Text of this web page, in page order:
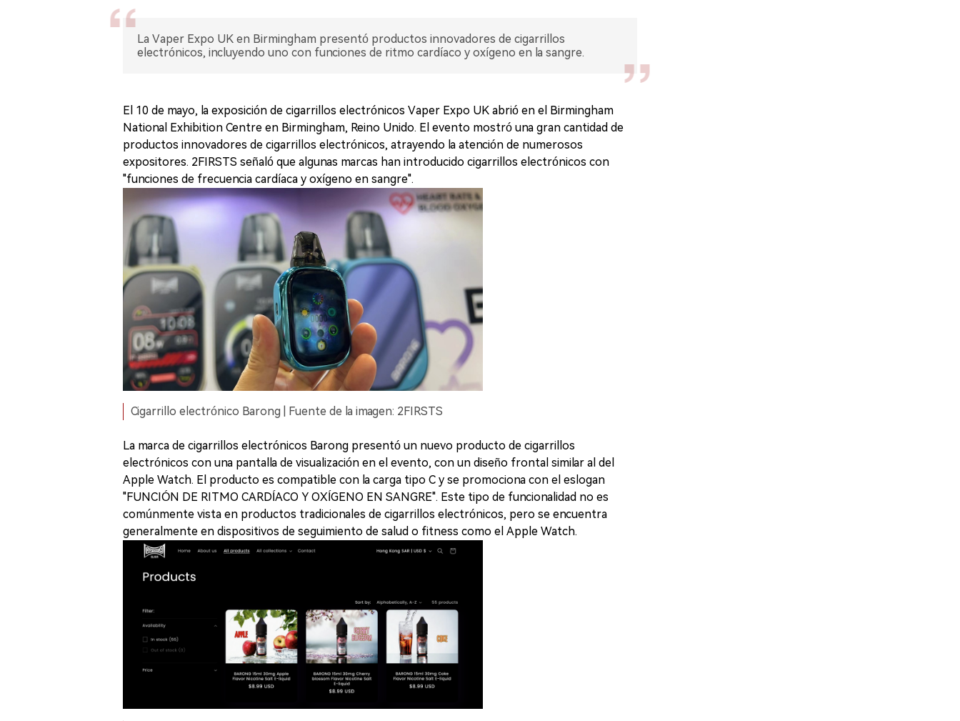
La Vaper Expo UK en Birmingham presentó productos innovadores de cigarrillos
electrónicos, incluyendo uno con funciones de ritmo cardíaco y oxígeno en la sangre.
El 10 de mayo, la exposición de cigarrillos electrónicos Vaper Expo UK abrió en el Birmingham
National Exhibition Centre en Birmingham, Reino Unido. El evento mostró una gran cantidad de
productos innovadores de cigarrillos electrónicos, atrayendo la atención de numerosos
expositores. 2FIRSTS señaló que algunas marcas han introducido cigarrillos electrónicos con
"funciones de frecuencia cardíaca y oxígeno en sangre".
Cigarrillo electrónico Barong | Fuente de la imagen: 2FIRSTS
La marca de cigarrillos electrónicos Barong presentó un nuevo producto de cigarrillos
electrónicos con una pantalla de visualización en el evento, con un diseño frontal similar al del
Apple Watch. El producto es compatible con la carga tipo C y se promociona con el eslogan
"FUNCIÓN DE RITMO CARDÍACO Y OXÍGENO EN SANGRE". Este tipo de funcionalidad no es
comúnmente vista en productos tradicionales de cigarrillos electrónicos, pero se encuentra
generalmente en dispositivos de seguimiento de salud o fitness como el Apple Watch.